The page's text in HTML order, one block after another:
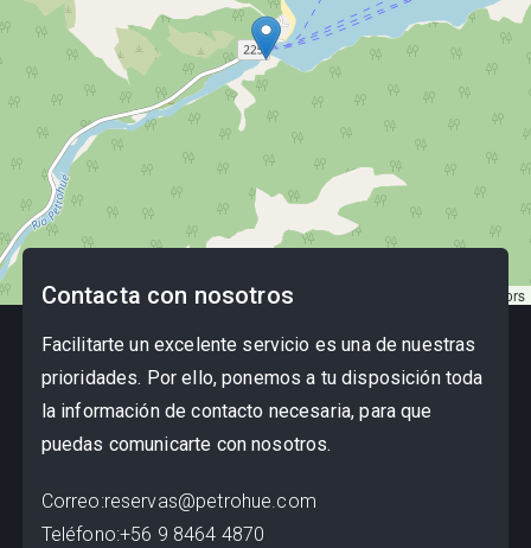
Leaflet contributors
Contacta con nosotros
Facilitarte un excelente servicio es una de nuestras
prioridades. Por ello, ponemos a tu disposición toda
la información de contacto necesaria, para que
puedas comunicarte con nosotros.
Correo:reservas@petrohue.com
Teléfono:+56 9 8464 4870